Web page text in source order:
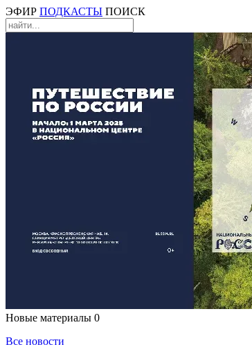
ЭФИР ПОДКАСТЫ ПОИСК
Новые материалы 0
Все новости